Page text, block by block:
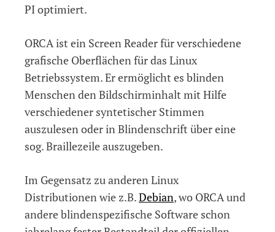
PI optimiert.
ORCA ist ein Screen Reader für verschiedene
grafische Oberflächen für das Linux
Betriebssystem. Er ermöglicht es blinden
Menschen den Bildschirminhalt mit Hilfe
verschiedener syntetischer Stimmen
auszulesen oder in Blindenschrift über eine
sog. Braillezeile auszugeben.
Im Gegensatz zu anderen Linux
Distributionen wie z.B.Debian, wo ORCA und
andere blindenspezifische Software schon